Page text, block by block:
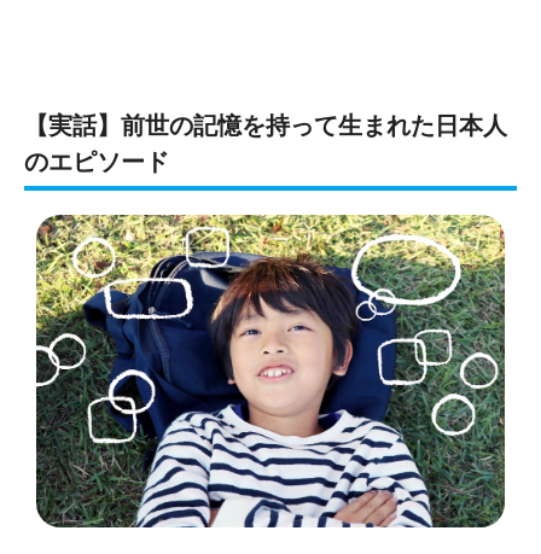
【実話】前世の記憶を持って生まれた日本人
のエピソード